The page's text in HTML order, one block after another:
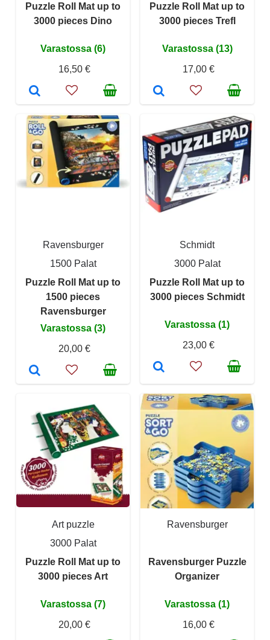
Puzzle Roll Mat up to
3000 pieces Dino
Varastossa (6)
16,50 €
Puzzle Roll Mat up to
3000 pieces Trefl
Varastossa (13)
17,00 €
Ravensburger
1500 Palat
Puzzle Roll Mat up to
1500 pieces
Ravensburger
Varastossa (3)
20,00 €
Schmidt
3000 Palat
Puzzle Roll Mat up to
3000 pieces Schmidt
Varastossa (1)
23,00 €
Art puzzle
3000 Palat
Puzzle Roll Mat up to
3000 pieces Art
Varastossa (7)
20,00 €
Ravensburger
Ravensburger Puzzle
Organizer
Varastossa (1)
16,00 €